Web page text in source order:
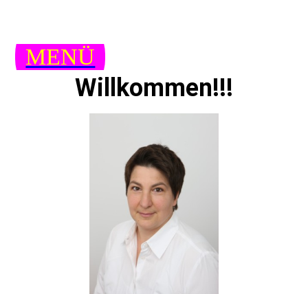
MENÜ
Willkommen!!!